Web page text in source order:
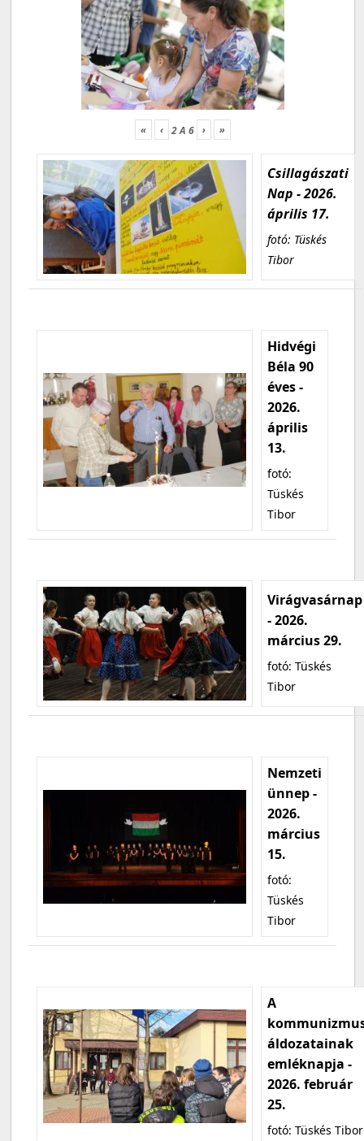
« ‹ 2A 6 › »
Csillagászati
Nap - 2026.
április 17.
fotó: Tüskés
Tibor
Hidvégi
Béla 90
éves -
2026.
április
13.
fotó:
Tüskés
Tibor
Virágvasárnap
- 2026.
március 29.
fotó: Tüskés
Tibor
Nemzeti
ünnep -
2026.
március
15.
fotó:
Tüskés
Tibor
A
áldozatainak
emléknapja -
2026. február
25.
fotó: Tüskés Tibor